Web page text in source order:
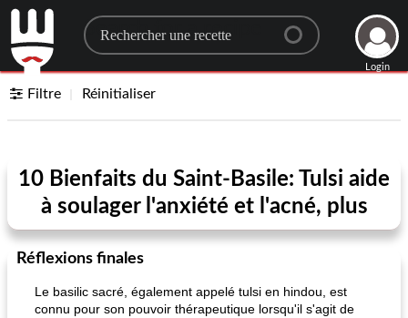
Search for a recipe
Login
Filtre Réinitialiser
10 Bienfaits du Saint-Basile: Tulsi aide
à soulager l'anxiété et l'acné, plus
Réflexions finales
Le basilic sacré, également appelé tulsi en hindou, est
connu pour son pouvoir thérapeutique lorsqu'il s'agit de